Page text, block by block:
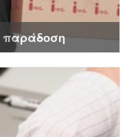
παράδοση